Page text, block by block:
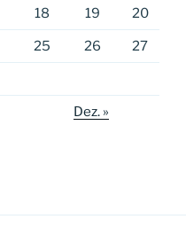
18 19 20
25 26 27
Dez. »